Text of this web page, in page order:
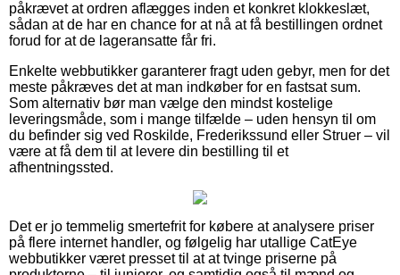
påkrævet at ordren aflægges inden et konkret klokkeslæt,
sådan at de har en chance for at nå at få bestillingen ordnet
forud for at de lageransatte får fri.
Enkelte webbutikker garanterer fragt uden gebyr, men for det
meste påkræves det at man indkøber for en fastsat sum.
Som alternativ bør man vælge den mindst kostelige
leveringsmåde, som i mange tilfælde – uden hensyn til om
du befinder sig ved Roskilde, Frederikssund eller Struer – vil
være at få dem til at levere din bestilling til et
afhentningssted.
Det er jo temmelig smertefrit for købere at analysere priser
på flere internet handler, og følgelig har utallige CatEye
webbutikker været presset til at at tvinge priserne på